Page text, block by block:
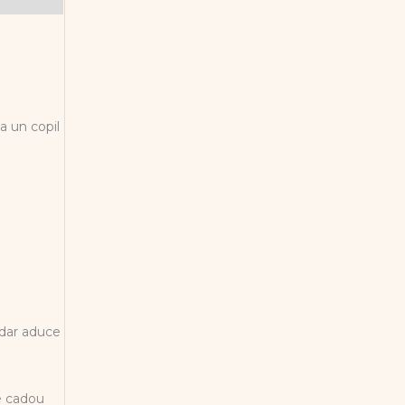
un copil
aduce
cadou